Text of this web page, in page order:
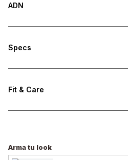
ADN
Specs
Fit & Care
Arma tu look